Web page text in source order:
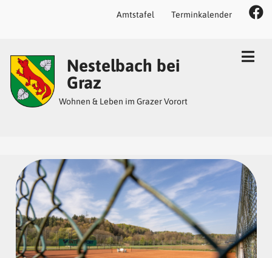
Accesskey
1)
Accesskey
2)
Accesskey
3)
Amtstafel Terminkalender
Nestelbach bei
Graz
Wohnen & Leben im Grazer Vorort